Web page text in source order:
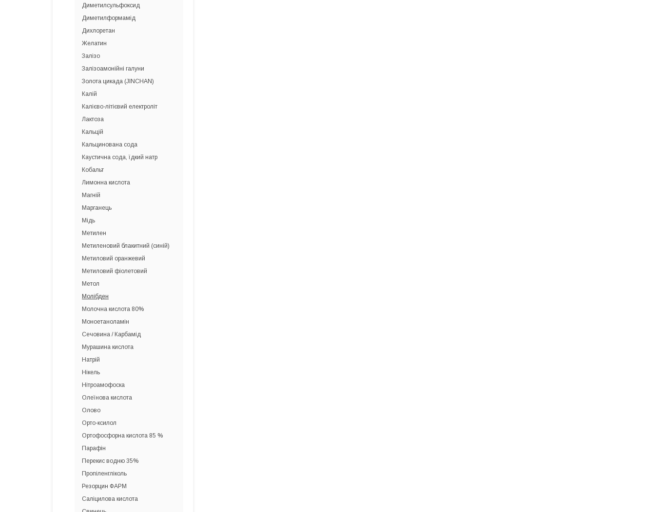
Диметилсульфоксид
Диметилформамід
Дихлоретан
Желатин
Залізо
Залізоамонійні галуни
Золота цикада (JINCHAN)
Калій
Калієво-літієвий електроліт
Лактоза
Кальцій
Кальцинована сода
Каустична сода, їдкий натр
Кобальт
Лимонна кислота
Магній
Марганець
Мідь
Метилен
Метиленовий блакитний (синій)
Метиловий оранжевий
Метиловий фіолетовий
Метол
Молібден
Молочна кислота 80%
Моноетаноламін
Сечовина / Карбамід
Мурашина кислота
Натрій
Нікель
Нітроамофоска
Олеїнова кислота
Олово
Орто-ксилол
Ортофосфорна кислота 85 %
Парафін
Перекис водню 35%
Пропіленгліколь
Резорцин ФАРМ
Саліцилова кислота